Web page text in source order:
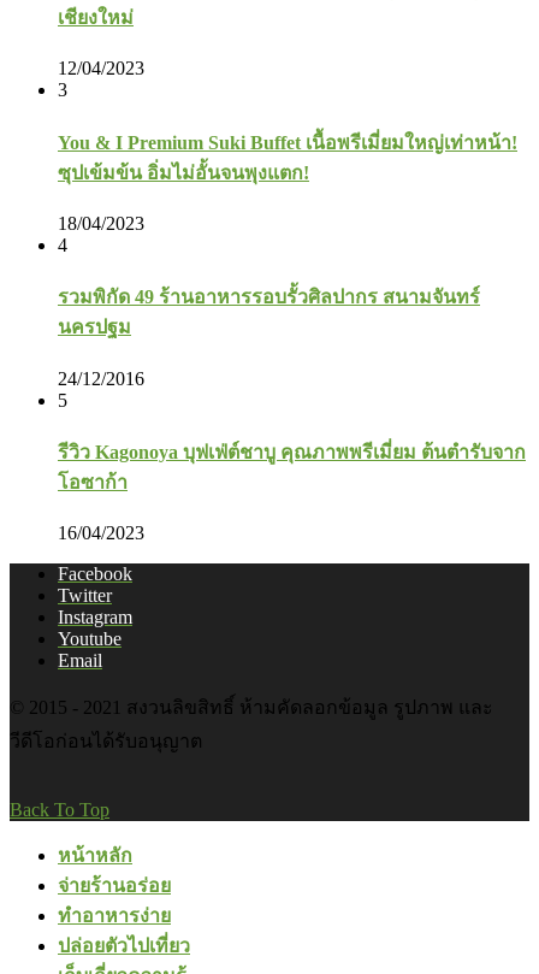
เชียงใหม่
12/04/2023
3
You & I Premium Suki Buffet เนื้อพรีเมี่ยมใหญ่เท่าหน้า!
ซุปเข้มข้น อิ่มไม่อั้นจนพุงแตก!
18/04/2023
4
รวมพิกัด 49 ร้านอาหารรอบรั้วศิลปากร สนามจันทร์
นครปฐม
24/12/2016
5
รีวิว Kagonoya บุฟเฟ่ต์ชาบู คุณภาพพรีเมี่ยม ต้นตำรับจาก
โอซาก้า
16/04/2023
Facebook
Twitter
Instagram
Youtube
Email
© 2015 - 2021 สงวนลิขสิทธิ์ ห้ามคัดลอกข้อมูล รูปภาพ และ
วีดีโอก่อนได้รับอนุญาต
Back To Top
หน้าหลัก
จ่ายร้านอร่อย
ทำอาหารง่าย
ปล่อยตัวไปเที่ยว